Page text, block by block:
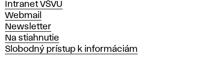
ý
t
v
a
r
Intranet VŠVU
Webmail
Newsletter
Na stiahnutie
Slobodný prístup k informáciám